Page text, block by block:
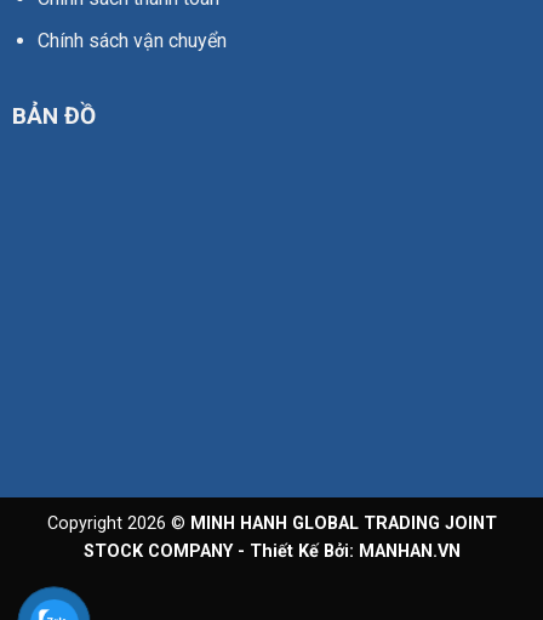
Chính sách vận chuyển
BẢN ĐỒ
Copyright 2026 © MINH HANH GLOBAL TRADING JOINT
STOCK COMPANY - Thiết Kế Bởi: MANHAN.VN